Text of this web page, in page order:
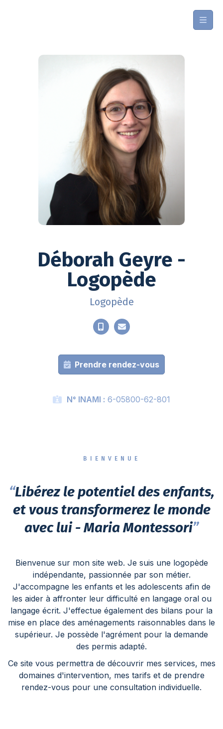
Déborah Geyre -
Logopède
Logopède
Prendre rendez-vous
N° INAMI : 6-05800-62-801
BIENVENUE
“Libérez le potentiel des enfants,
et vous transformerez le monde
avec lui - Maria Montessori”
Bienvenue sur mon site web. Je suis une logopède
indépendante, passionnée par son métier.
J'accompagne les enfants et les adolescents afin de
les aider à affronter leur difficulté en langage oral ou
langage écrit. J'effectue également des bilans pour la
mise en place des aménagements raisonnables dans le
supérieur. Je possède l'agrément pour la demande
des permis adapté.
Ce site vous permettra de découvrir mes services, mes
domaines d'intervention, mes tarifs et de prendre
rendez-vous pour une consultation individuelle.